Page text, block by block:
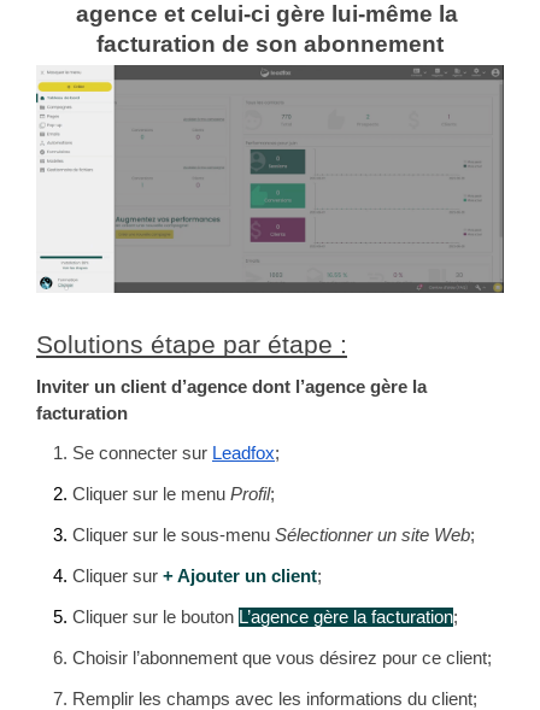
agence et celui-ci gère lui-même la
facturation de son abonnement
Solutions étape par étape :
Inviter un client d’agence dont l’agence gère la
facturation
Se connecter sur Leadfox;
Cliquer sur le menu Profil;
Cliquer sur le sous-menu Sélectionner un site Web;
Cliquer sur + Ajouter un client;
Cliquer sur le bouton L’agence gère la facturation;
Choisir l’abonnement que vous désirez pour ce client;
Remplir les champs avec les informations du client;